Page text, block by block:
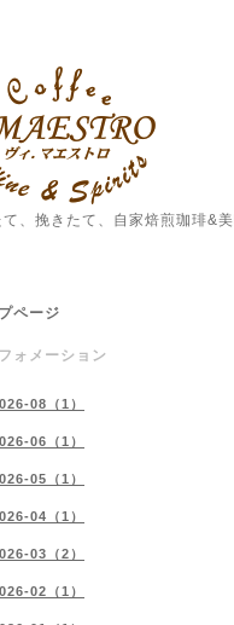
て、挽きたて、自家焙煎珈琲&
ページ
ォメーション
08（1）
06（1）
05（1）
04（1）
03（2）
02（1）